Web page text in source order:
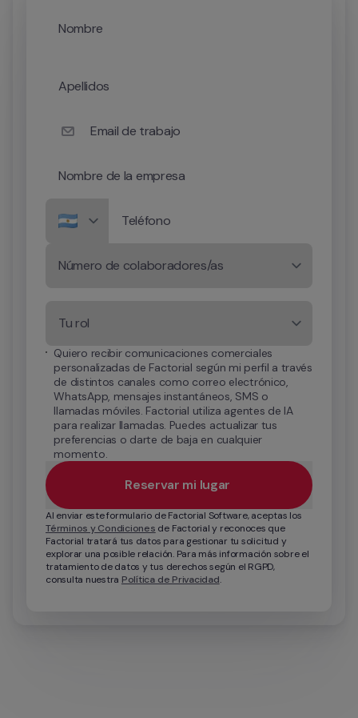
Nombre
Apellidos
Email de trabajo
Nombre de la empresa
Teléfono
Número de colaboradores/as
Tu rol
Quiero recibir comunicaciones comerciales
personalizadas de Factorial según mi perfil a través
de distintos canales como correo electrónico,
WhatsApp, mensajes instantáneos, SMS o
llamadas móviles. Factorial utiliza agentes de IA
para realizar llamadas. Puedes actualizar tus
preferencias o darte de baja en cualquier
momento.
Términos y Condiciones de Factorial y reconoces que
Factorial tratará tus datos para gestionar tu solicitud y
explorar una posible relación. Para más información sobre el
tratamiento de datos y tus derechos según el RGPD,
consulta nuestra Política de Privacidad.